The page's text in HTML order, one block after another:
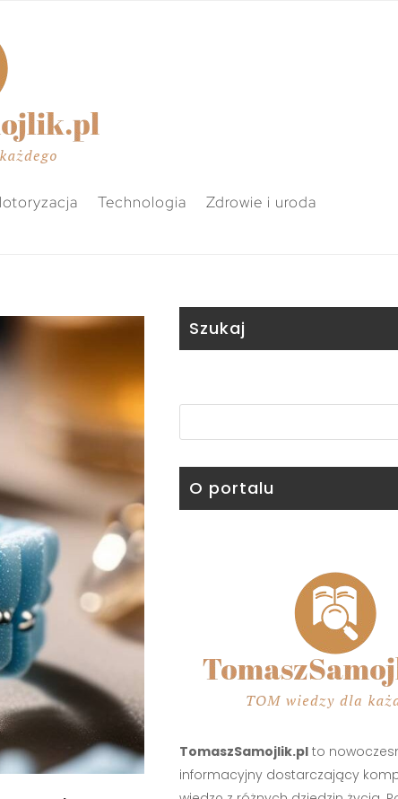
Technologia Zdrowie i uroda
Szukaj
O portalu
TomaszSamojlik.plto
informacyjny dostarczający